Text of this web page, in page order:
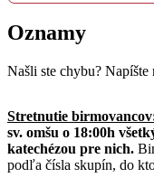
07:00
Bytča
v mestskej časti Hliník
Oznamy
Našli ste chybu? Napíšte
Stretnutie
sv. omšu o 18:00h
katechézou pre nich.
podľa čísla skupín, do